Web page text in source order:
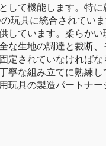
して機能します。特
玩具に統合されてい
しています。柔らか
な生地の調達と裁断、
定されていなければな
寧な組み立てに熟練
玩具の製造パートナ